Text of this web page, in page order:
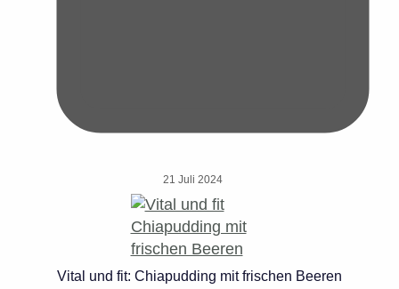
21 Juli 2024
Vital und fit: Chiapudding mit frischen Beeren